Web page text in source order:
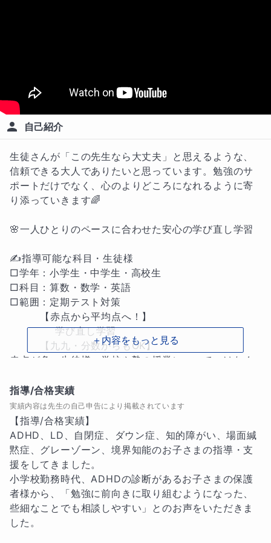
自己紹介
生徒さんが「この先生なら大丈夫」と思えるような、
信頼できる大人でありたいと思っています。勉強のサ
ポートだけでなく、心のよりどころになれるように寄
り添っていきます🌈
🌸一人ひとりのペースに合わせた安心の学び直し学習
✍指導可能な科目・生徒様
□学年：小学生・中学生・高校生
□科目：算数・数学・英語
□範囲：定期テスト対策
【赤点から平均点へ！】
             学び直し学習
【九九・分数からもOK】
赤点が多い生徒様、学校や塾の授業についていけなく
これまで元小学校教諭として、特別支援学級や、不登
校、発達特性(ADHD・LD・自閉症など)をお持ちのお
子さま、グレーゾーンや境界知能のお子さまの学び直
しを支援してきました。
その経験を活かし、「文章問題を読むと混乱してしま
う」「途中式の立て方がわからない」「最後までやり
きるのが難しい」など、学びのつまずきや苦手・困難
がある生徒さんにも、根気強く丁寧に寄り添います💪
＋内容をもっと見る
指導/合格実績
実績内容は先生の自己申告により掲載されています
【指導/合格実績】
ADHD、LD、自閉症、ダウン症、知的障がい、場面緘
黙症、グレーゾーン、境界知能のお子さまの指導・支
援をしてきました。
小学校勤務時代、ADHDの診断があるお子さまの保護
者様から、「勉強に前向きに取り組むようになった、
些細なことでも相談しやすい」とのお声をいただきま
した。